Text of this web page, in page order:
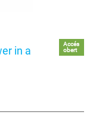
in a
Accés
obert